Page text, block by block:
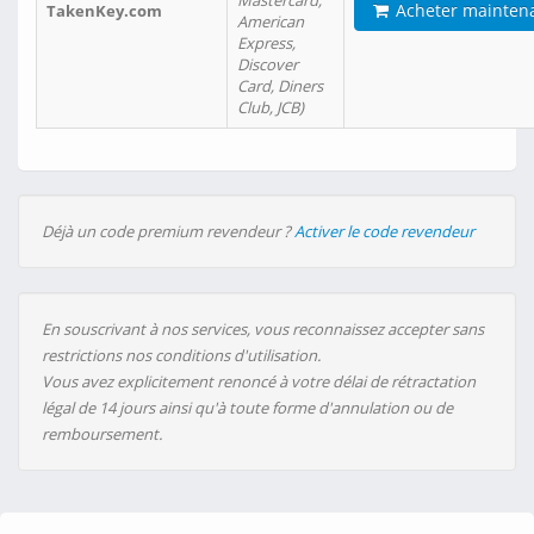
TakenKey.com
American
Express,
Discover
Card, Diners
Club, JCB)
Acheter
Déjà un code premium revendeur ?Activer le code revendeur
En souscrivant à nos services, vous reconnaissez accepter sans
restrictions nos conditions d'utilisation.
Vous avez explicitement renoncé à votre délai de rétractation
légal de 14 jours ainsi qu'à toute forme d'annulation ou de
remboursement.